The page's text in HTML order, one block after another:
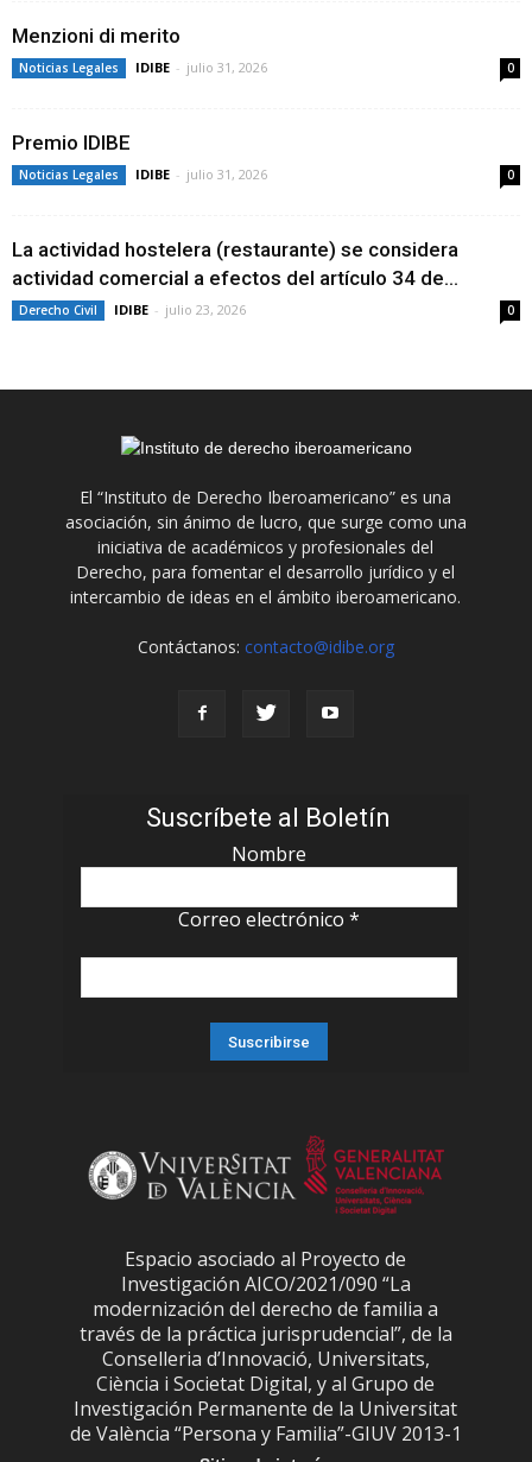
Menzioni di merito
Noticias Legales IDIBE - julio 31, 2026 0
Premio IDIBE
Noticias Legales IDIBE - julio 31, 2026 0
La actividad hostelera (restaurante) se considera
actividad comercial a efectos del artículo 34 de...
Derecho Civil IDIBE - julio 23, 2026 0
El “Instituto de Derecho Iberoamericano” es una
asociación, sin ánimo de lucro, que surge como una
iniciativa de académicos y profesionales del
Derecho, para fomentar el desarrollo jurídico y el
intercambio de ideas en el ámbito iberoamericano.
Contáctanos: contacto@idibe.org
Suscríbete al Boletín
Nombre
Correo electrónico *
Espacio asociado al Proyecto de
Investigación AICO/2021/090 “La
modernización del derecho de familia a
través de la práctica jurisprudencial”, de la
Conselleria d’Innovació, Universitats,
Ciència i Societat Digital, y al Grupo de
Investigación Permanente de la Universitat
de València “Persona y Familia”-GIUV 2013-1